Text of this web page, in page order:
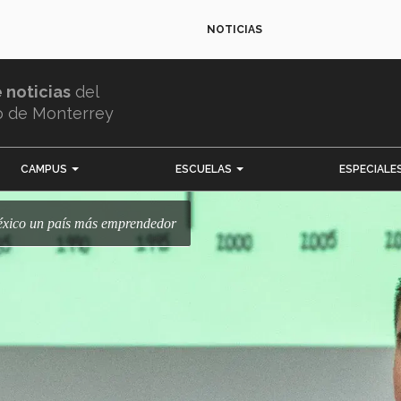
NOTICIAS
noticias del
de Monterrey
CAMPUS ESCUELAS
un país más emprendedor